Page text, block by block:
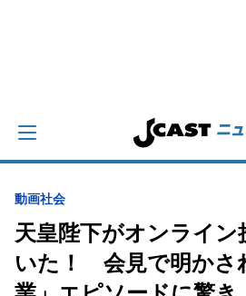
動画社会
天皇陛下がオンライン
いた！ 会見で明かさ